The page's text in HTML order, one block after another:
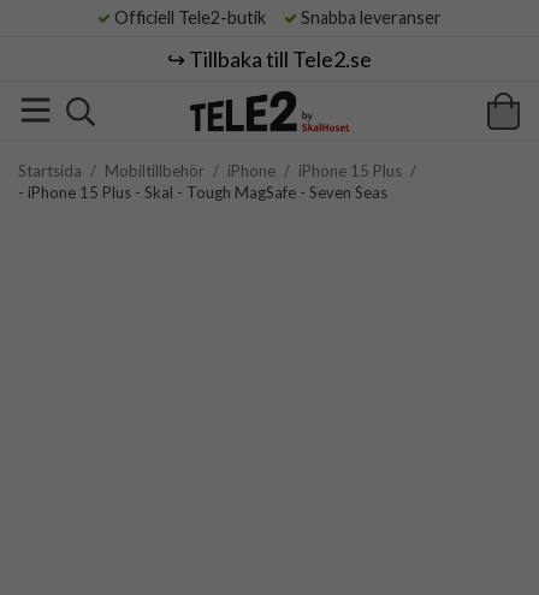
Officiell Tele2-butik Snabba leveranser
↪️ Tillbaka till Tele2.se
Startsida / Mobiltillbehör / iPhone / iPhone 15 Plus /
- iPhone 15 Plus - Skal - Tough MagSafe - Seven Seas